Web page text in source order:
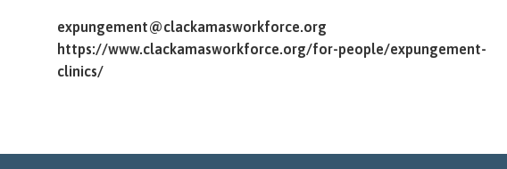
expungement@clackamasworkforce.org
https://www.clackamasworkforce.org/for-people/expungement-
clinics/